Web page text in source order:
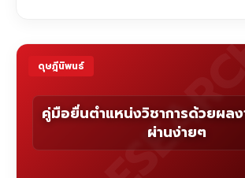
ดุษฎีนิพนธ์
คู่มือยื่นตำแหน่งวิชาการด้วยผลง
ผ่านง่ายๆ